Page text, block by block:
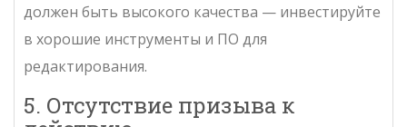
должен быть высокого качества — инвестируйте
в хорошие инструменты и ПО для
редактирования.
5. Отсутствие призыва к